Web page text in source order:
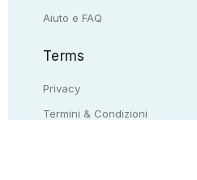
Aiuto e FAQ
Terms
Privacy
Termini & Condizioni